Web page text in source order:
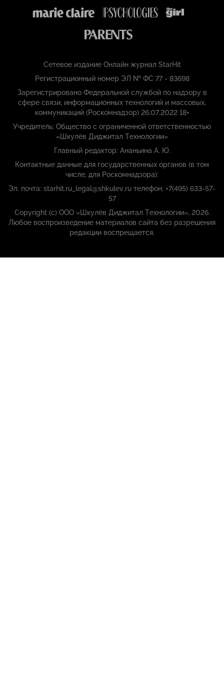
Сетевое издание Онлайн журнал StarHit
Регистрационный номер ЭЛ № ФС 77 - 83698
Зарегистрировано Федеральной службой по надзору в
сфере связи, информационных технологий и массовых,
коммуникаций (Роскомнадзор) 26.07.2022 18+
Учредитель: Общество с ограниченной ответственностью
«Шкулёв Диджитал Технологии»
Главный редактор: Ананьина А. Ю.
Контактные данные для государственных органов (в том
числе, для Роскомнадзора):
Эл. почта: starhit.ru_legal@shkulev.ru телефон: +7(495) 633-57-
57
Copyright (с) ООО «Шкулёв Диджитал Технологии», 2026.
Любое воспроизведение материалов сайта без разрешения
редакции воспрещается.